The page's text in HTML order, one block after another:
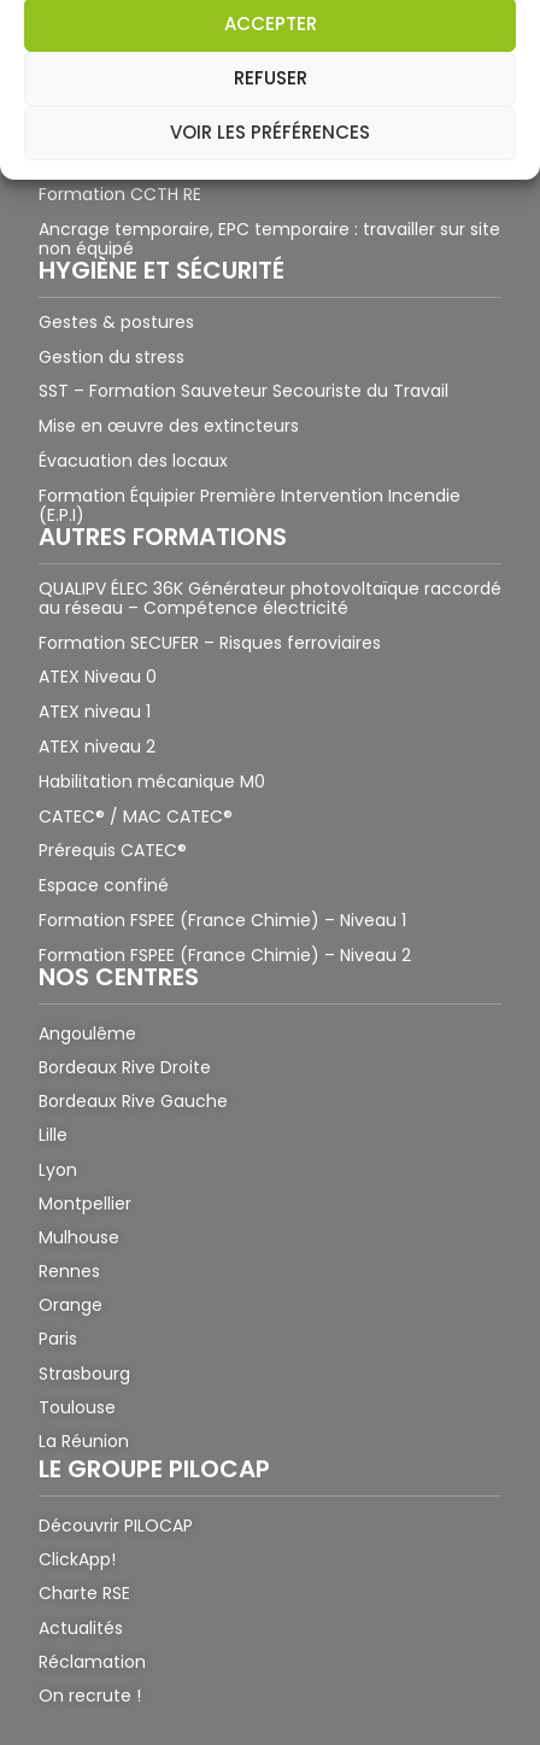
ACCEPTER
REFUSER
VOIR LES PRÉFÉRENCES
Formation Port des EPI antichute sur site équipé
Formation Port des EPI antichute sur site non équipé
Formation CCTH GO
Formation CCTH RE
Ancrage temporaire, EPC temporaire : travailler sur site
non équipé
HYGIÈNE ET SÉCURITÉ
Gestes & postures
Gestion du stress
SST – Formation Sauveteur Secouriste du Travail
Mise en œuvre des extincteurs
Évacuation des locaux
Formation Équipier Première Intervention Incendie
(E.P.I)
AUTRES FORMATIONS
QUALIPV ÉLEC 36K Générateur photovoltaïque raccordé
au réseau – Compétence électricité
Formation SECUFER – Risques ferroviaires
ATEX Niveau 0
ATEX niveau 1
ATEX niveau 2
Habilitation mécanique M0
CATEC® / MAC CATEC®
Prérequis CATEC®
Espace confiné
Formation FSPEE (France Chimie) – Niveau 1
Formation FSPEE (France Chimie) – Niveau 2
NOS CENTRES
Angoulême
Bordeaux Rive Droite
Bordeaux Rive Gauche
Lille
Lyon
Montpellier
Mulhouse
Rennes
Orange
Paris
Strasbourg
Toulouse
La Réunion
LE GROUPE PILOCAP
Découvrir PILOCAP
ClickApp!
Charte RSE
Actualités
Réclamation
On recrute !